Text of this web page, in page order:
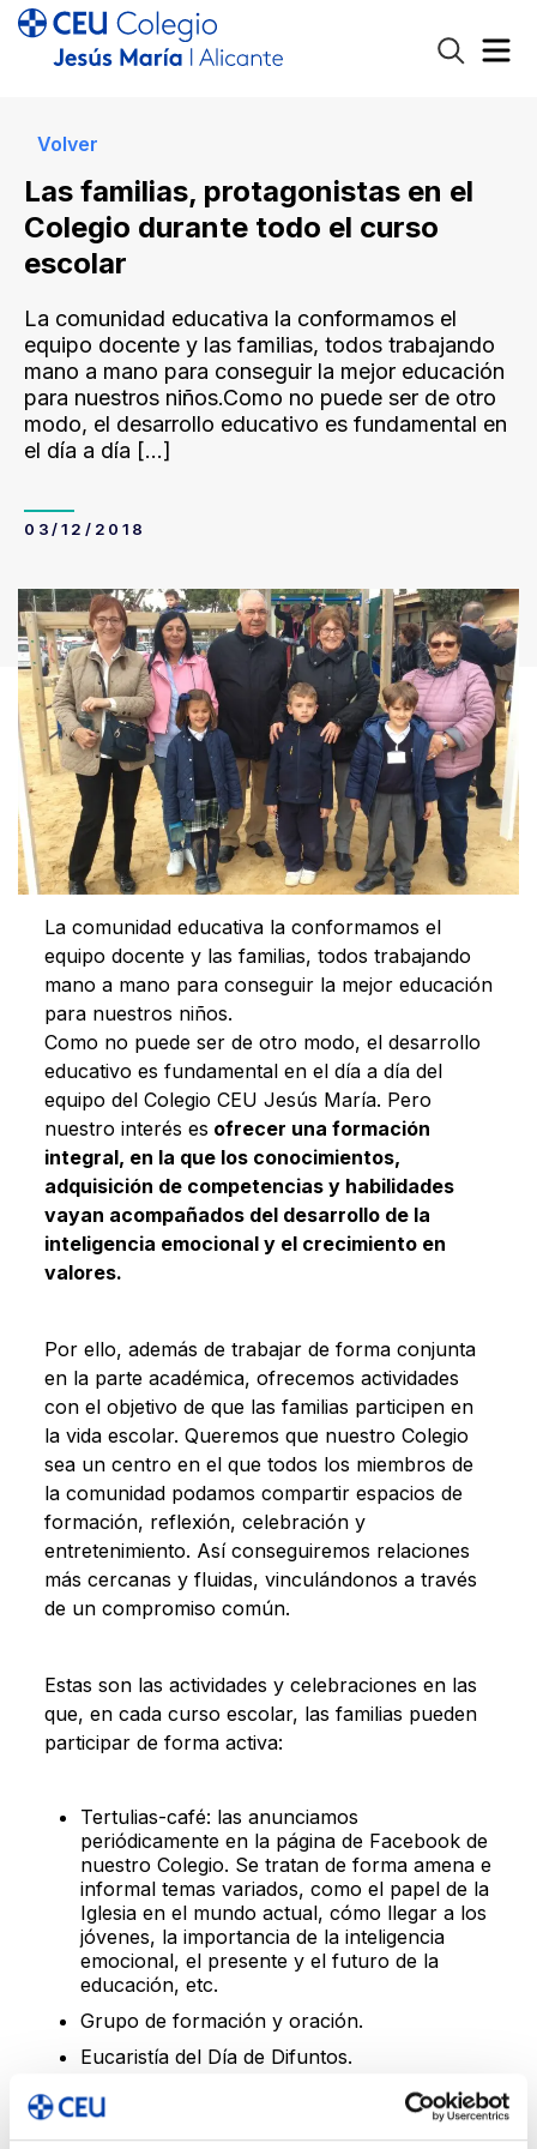
Volver
Las familias, protagonistas en el
Colegio durante todo el curso
escolar
La comunidad educativa la conformamos el
equipo docente y las familias, todos trabajando
mano a mano para conseguir la mejor educación
para nuestros niños.Como no puede ser de otro
modo, el desarrollo educativo es fundamental en
el día a día […]
03/12/2018
La comunidad educativa la conformamos el
equipo docente y las familias, todos trabajando
mano a mano para conseguir la mejor educación
para nuestros niños.
Como no puede ser de otro modo, el desarrollo
educativo es fundamental en el día a día del
equipo del Colegio CEU Jesús María. Pero
nuestro interés es ofrecer una formación
integral, en la que los conocimientos,
adquisición de competencias y habilidades
vayan acompañados del desarrollo de la
inteligencia emocional y el crecimiento en
valores.
Por ello, además de trabajar de forma conjunta
en la parte académica, ofrecemos actividades
con el objetivo de que las familias participen en
la vida escolar. Queremos que nuestro Colegio
sea un centro en el que todos los miembros de
la comunidad podamos compartir espacios de
formación, reflexión, celebración y
entretenimiento. Así conseguiremos relaciones
más cercanas y fluidas, vinculándonos a través
de un compromiso común.
Estas son las actividades y celebraciones en las
que, en cada curso escolar, las familias pueden
participar de forma activa:
Tertulias-café: las anunciamos
periódicamente en la página de Facebook de
nuestro Colegio. Se tratan de forma amena e
informal temas variados, como el papel de la
Iglesia en el mundo actual, cómo llegar a los
jóvenes, la importancia de la inteligencia
emocional, el presente y el futuro de la
educación, etc.
Grupo de formación y oración.
Eucaristía del Día de Difuntos.
Eucaristía de Navidad.
Eucaristía y comida del Día de la Conversión